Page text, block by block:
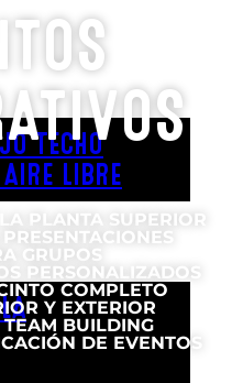
TECHO
LIBRE
PLANTA SUPERIOR
GRUPOS
PERSONALIZADOS
COMPLETO
Y EXTERIOR
BUILDING
DE EVENTOS